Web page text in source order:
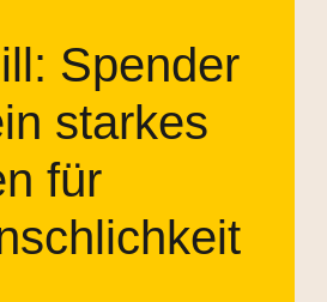
Spender
starkes
für